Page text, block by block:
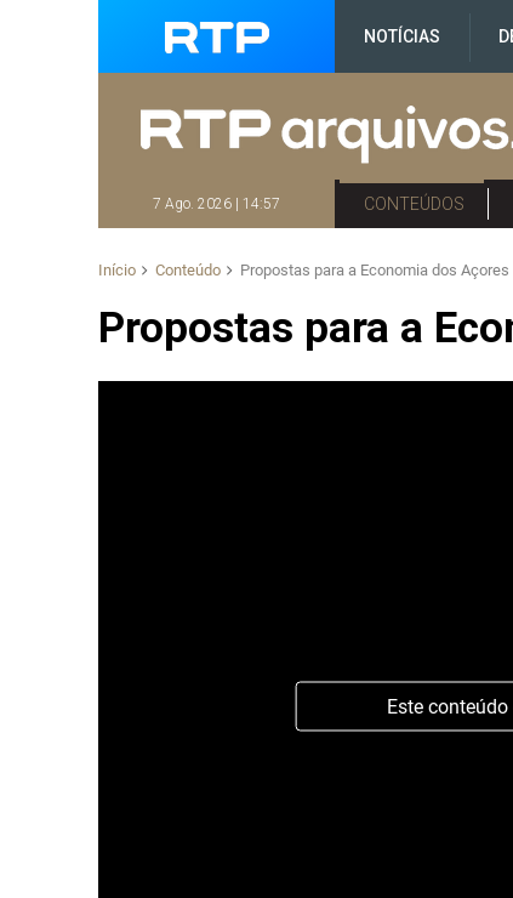
NOTÍCIAS
7 Ago. 2026 | 14:57 CONTEÚDOS
Início Conteúdo Propostas para a Economia dos Açores
Propostas para a
Este